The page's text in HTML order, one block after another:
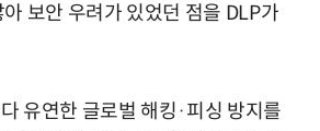
보안 우려가 있었던 점을 DLP가
유연한 글로벌 해킹·피싱 방지를